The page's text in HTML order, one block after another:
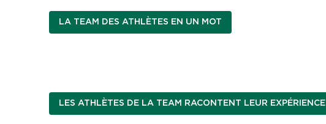
LA TEAM DES ATHLÈTES EN UN MOT
LES ATHLÈTES DE LA TEAM RACONTENT LEUR EXPÉRIENCE